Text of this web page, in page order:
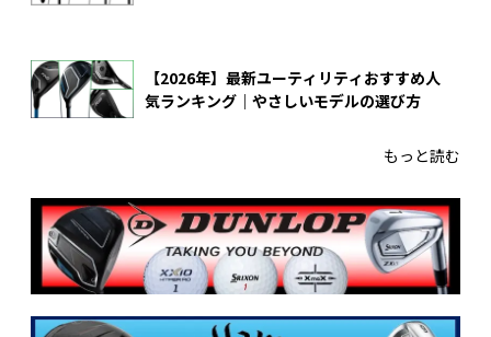
【2026年】最新ユーティリティおすすめ人
気ランキング｜やさしいモデルの選び方
もっと読む